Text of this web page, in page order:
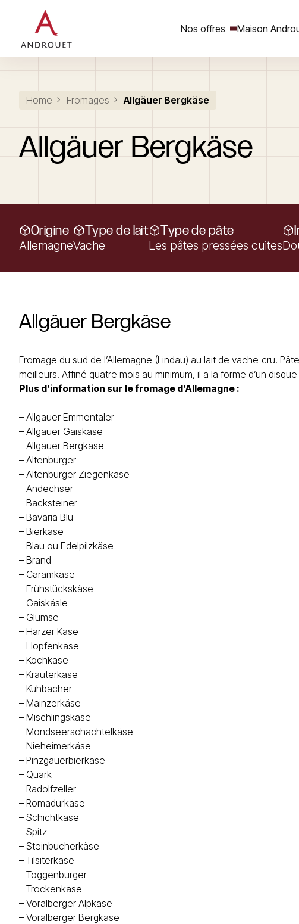
Nos offres Maison
Rechercher un mot clé
Home Fromages Allgäuer Bergkäse
Allgäuer Bergkäse
Origine
Allemagne
Type de lait
Vache
Type de pâte
Les pâtes pressées cuites
Allgäuer Bergkäse
Fromage du sud de l’Allemagne (Lindau) au lait de vache cru.
meilleurs. Affiné quatre mois au minimum, il a la forme d’un
Plus d’information sur lefromage d’Allemagne :
– Allgauer Emmentaler
– Allgauer Gaiskase
– Allgäuer Bergkäse
– Altenburger
– Altenburger Ziegenkäse
– Andechser
– Backsteiner
– Bavaria Blu
– Bierkäse
– Blau ou Edelpilzkäse
– Brand
– Caramkäse
– Frühstückskäse
– Gaiskäsle
– Glumse
– Harzer Kase
– Hopfenkäse
– Kochkäse
– Krauterkäse
– Kuhbacher
– Mainzerkäse
– Mischlingskäse
– Mondseerschachtelkäse
– Nieheimerkäse
– Pinzgauerbierkäse
– Quark
– Radolfzeller
– Romadurkäse
– Schichtkäse
– Spitz
– Steinbucherkäse
– Tilsiterkase
– Toggenburger
– Trockenkäse
– Voralberger Alpkäse
– Voralberger Bergkäse